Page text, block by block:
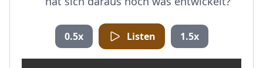
0.5x Listen 1.5x